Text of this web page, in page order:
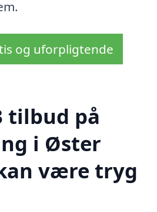
og uforpligtende
tilbud på
i Øster
være tryg